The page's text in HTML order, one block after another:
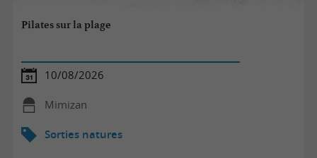
Pilates sur la plage
10/08/2026
Mimizan
Sorties natures